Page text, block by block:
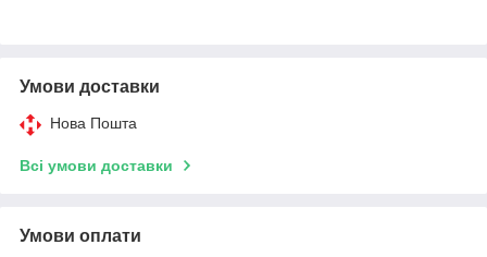
Умови доставки
Нова Пошта
Всі умови доставки
Умови оплати